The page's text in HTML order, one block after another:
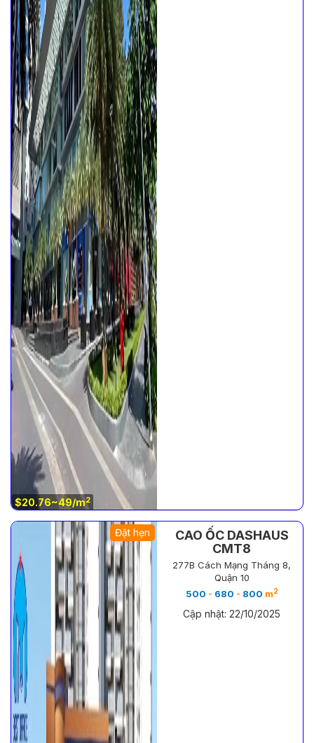
$20.76~49/m2
Đặt hẹn
CAO ỐC DASHAUS
CMT8
277B Cách Mạng Tháng 8,
Quận 10
500 - 680 - 800 m2
Cập nhật: 22/10/2025